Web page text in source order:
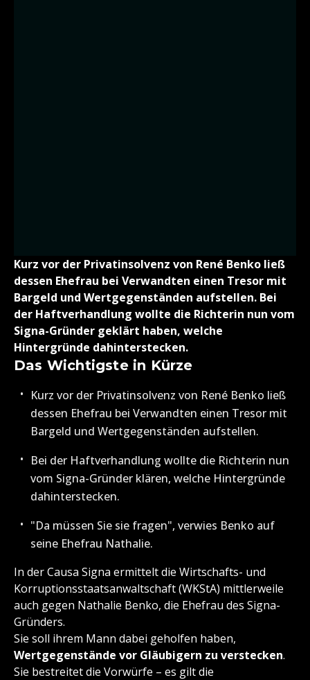
Kurz vor der Privatinsolvenz von René Benko ließ
dessen Ehefrau bei Verwandten einen Tresor mit
Bargeld und Wertgegenständen aufstellen. Bei
der Haftverhandlung wollte die Richterin nun vom
Signa-Gründer geklärt haben, welche
Hintergründe dahinterstecken.
Das Wichtigste in Kürze
Kurz vor der Privatinsolvenz von René Benko ließ
dessen Ehefrau bei Verwandten einen Tresor mit
Bargeld und Wertgegenständen aufstellen.
Bei der Haftverhandlung wollte die Richterin nun
vom Signa-Gründer klären, welche Hintergründe
dahinterstecken.
"Da müssen Sie sie fragen", verwies Benko auf
seine Ehefrau Nathalie.
In der Causa Signa ermittelt die Wirtschafts- und
Korruptionsstaatsanwaltschaft (WKStA) mittlerweile
auch gegen Nathalie Benko, die Ehefrau des Signa-
Gründers.
Sie soll ihrem Mann dabei geholfen haben,
Wertgegenstände vor Gläubigern zu verstecken.
Sie bestreitet die Vorwürfe – es gilt die